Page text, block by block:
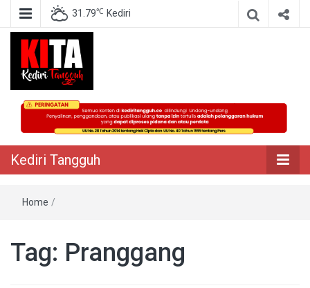
31.79℃ Kediri
Kediri Tangguh
Berita Akurat Terpercaya
Kediri Tangguh
Home /
Tag: Pranggang